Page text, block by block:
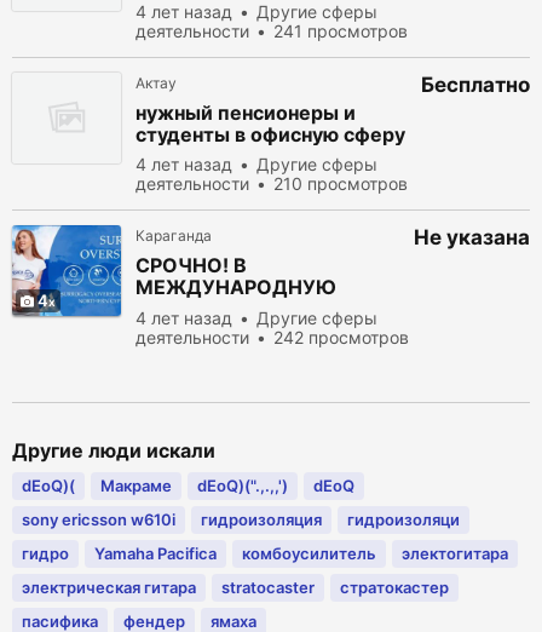
4 лет назад
Другие сферы
деятельности
241 просмотров
Актау
нужный пенсионеры и
студенты в офисную сферу
4 лет назад
Другие сферы
деятельности
210 просмотров
Бесплатно
4
Караганда
СРОЧНО! В
МЕЖДУНАРОДНУЮ
КОМПАНИЮ ISCV
4 лет назад
Другие сферы
деятельности
242 просмотров
Не указана
Другие люди искали
dEoQ)( Макраме dEoQ)(".,.,,')
dEoQ
sony ericsson w610i
гидроизоляция
гидроизоляци
гидро
Yamaha Pacifica комбоусилитель
электогитара
электрическая гитара
stratocaster
стратокастер
пасифика
фендер ямаха